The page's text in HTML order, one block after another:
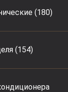
(180)
(154)